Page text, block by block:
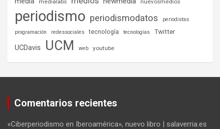
periodismo periodismodatos
periodistas
programación
redessociales tecnología tecnologías Twitter
UCDavis UCM web youtube
Comentarios recientes
«Ciberperiodismo en Iberoamérica», nuevo libro | salaverria.es